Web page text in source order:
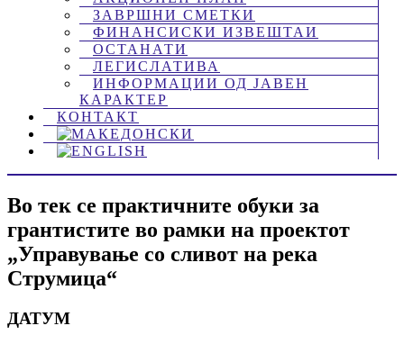
ЗАВРШНИ СМЕТКИ
ФИНАНСИСКИ ИЗВЕШТАИ
ОСТАНАТИ
ЛЕГИСЛАТИВА
ИНФОРМАЦИИ ОД ЈАВЕН
КАРАКТЕР
КОНТАКТ
Во тек се практичните обуки за
грантистите во рамки на проектот
„Управување со сливот на река
Струмица“
ДАТУМ